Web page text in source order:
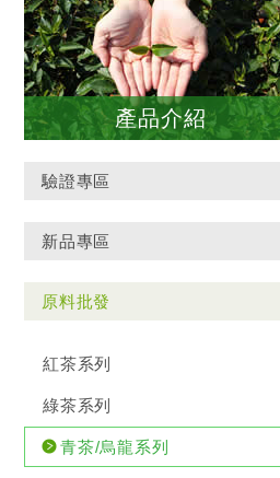
產品介紹
驗證專區
新品專區
原料批發
紅茶系列
綠茶系列
青茶/烏龍系列